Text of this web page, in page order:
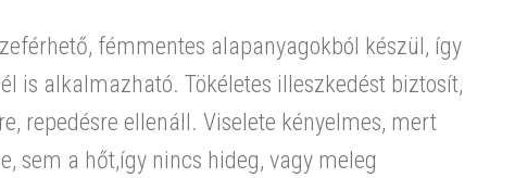
fémmentes alapanyagokból készül, így
is alkalmazható. Tökéletes illeszkedést biztosít,
repedésre ellenáll. Viselete kényelmes, mert
sem a hőt,így nincs hideg, vagy meleg